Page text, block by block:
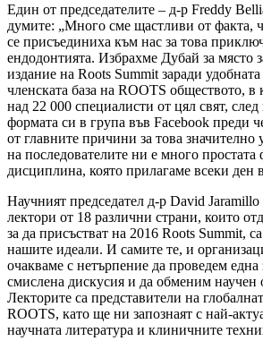
Един от председателите – д-р Freddy
думите: „Много сме щастливи от факта,
се присъединиха към нас за това
ендодонтията. Избрахме Дубай за място
издание на Roots Summit заради
членската база на ROOTS обществото, в
над 22 000 специалисти от цял свят,
формата си в група във Facebook преди
от главните причини за това значително
на последователите ни е много
дисциплина, която прилагаме всеки ден
Научният председател д-р David Jaramillo
лектори от 18 различни страни, които
за да присъстват на 2016 Roots Summit,
нашите идеали. И самите те, и
очакваме с нетърпение да проведем една
смислена дискусия и да обменим научен
Лекторите са представители на
ROOTS, като ще ни запознаят с най-
научната литература и клиничните